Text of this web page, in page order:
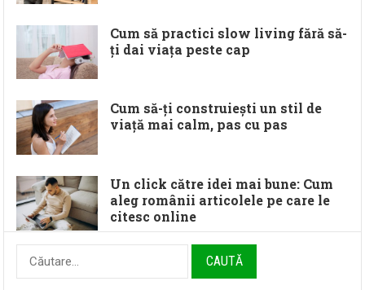
Cum să practici slow living fără să-
ți dai viața peste cap
Cum să-ți construiești un stil de
viață mai calm, pas cu pas
Un click către idei mai bune: Cum
aleg românii articolele pe care le
citesc online
Caută
după: